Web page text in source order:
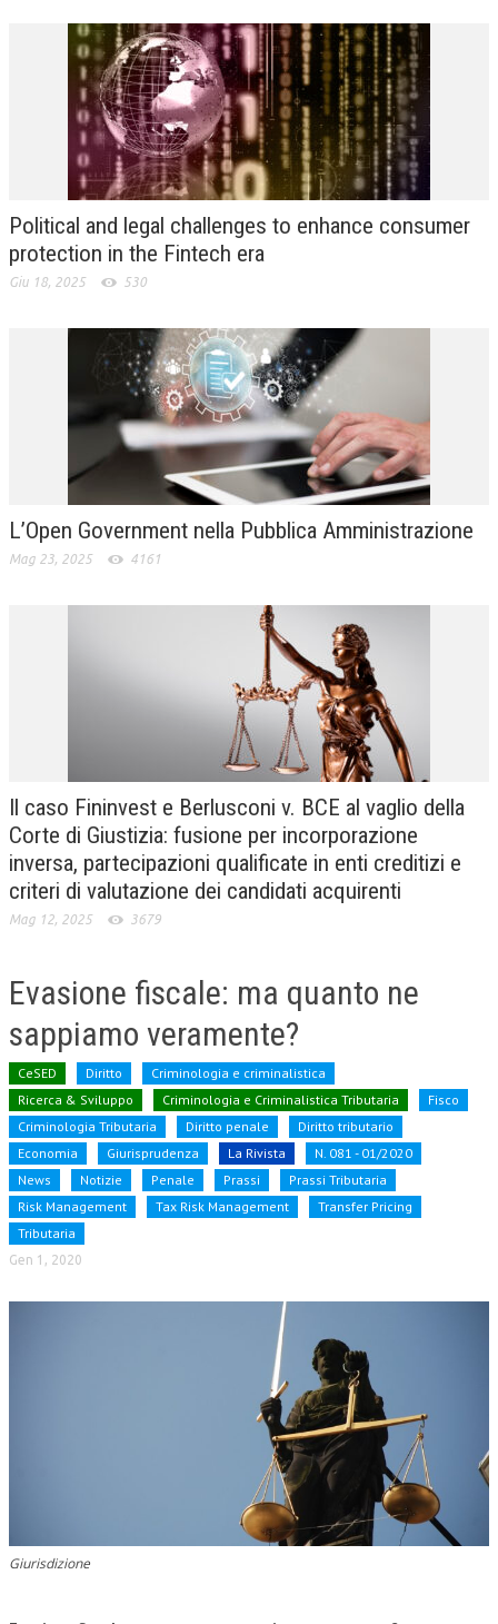
RISK MANAGEMENT
SVILUPPO SOSTENIBILE
PERSONA E CITTÀ
L’UMANISTA
DIRITTO PENALE D’IMPRESA
DIRITTO DEL LAVORO
DIRITTO DEL WEB
DIRITTO DELLE IMPRESE IN CRISI
CRIMINOLOGIA E CRIMINALISTICA
SICUREZZA SUL LAVORO
DIRITTO TRIBUTARIO
PRASSI
AMMINISTRATIVA
TRIBUTARIA
COSTITUZIONALE
CIVILE
TRIBUTARIA
PENALE
NEWS
ARCHIVIO EVENTI (FINO AL 2022)
CORSI ENTI TERZI
MATERIALE DIDATTICO
Political and legal challenges to enhance consumer
protection in the Fintech era
Giu 18, 2025 530
L’Open Government nella Pubblica Amministrazione
Mag 23, 2025 4161
Il caso Fininvest e Berlusconi v. BCE al vaglio della
Corte di Giustizia: fusione per incorporazione
inversa, partecipazioni qualificate in enti creditizi e
criteri di valutazione dei candidati acquirenti
Mag 12, 2025 3679
Evasione fiscale: ma quanto ne
sappiamo veramente?
CeSED Diritto
Criminologia e criminalistica
Ricerca & Sviluppo
Criminologia e Criminalistica Tributaria
Fisco
Criminologia Tributaria
Diritto penale
Diritto tributario
Economia
Giurisprudenza La Rivista
N. 081 - 01/2020
News
Notizie Penale Prassi
Prassi Tributaria
Risk Management
Tax Risk Management
Transfer Pricing
Tributaria
Gen 1, 2020
Giurisdizione